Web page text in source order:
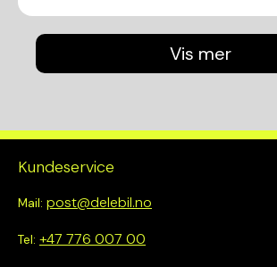
Vis mer
Kundeservice
Mail: post@delebil.no
Tel: +47 776 007 00